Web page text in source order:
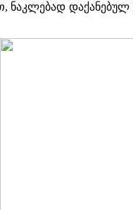
ნაკლებად